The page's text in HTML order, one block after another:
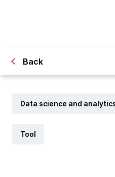
Back
Data science and
Tool